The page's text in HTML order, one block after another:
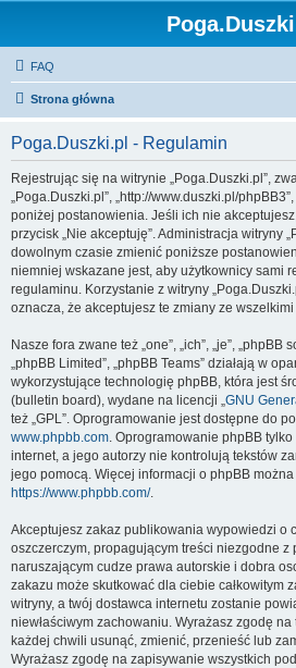
FAQ
Strona główna
Poga.Duszki.pl - Regulamin
Rejestrując się na witrynie „Poga.Duszki.pl”,
„Poga.Duszki.pl”, „http://www.duszki.pl/
poniżej postanowienia. Jeśli ich nie
przycisk „Nie akceptuję”. Administracja witryny
dowolnym czasie zmienić poniższe
niemniej wskazane jest, aby użytkownicy sami
regulaminu. Korzystanie z witryny
oznacza, że akceptujesz te zmiany ze
Nasze fora zwane też „one”, „ich”, „je”, „phpBB
„phpBB Limited”, „phpBB Teams” działają w
wykorzystujące technologię phpBB, która jest
(bulletin board), wydane na licencji „GNU
też „GPL”. Oprogramowanie jest dostępne do
www.phpbb.com. Oprogramowanie phpBB
internet, a jego autorzy nie kontrolują tekstów
jego pomocą. Więcej informacji o phpBB
https://www.phpbb.com/.
Akceptujesz zakaz publikowania wypowiedzi o
oszczerczym, propagującym treści niezgodne z
naruszającym cudze prawa autorskie i dobra
zakazu może skutkować dla ciebie całkowitym
witryny, a twój dostawca internetu zostanie
niewłaściwym zachowaniu. Wyrażasz zgodę na
każdej chwili usunąć, zmienić, przenieść lub
Wyrażasz zgodę na zapisywanie wszystkich